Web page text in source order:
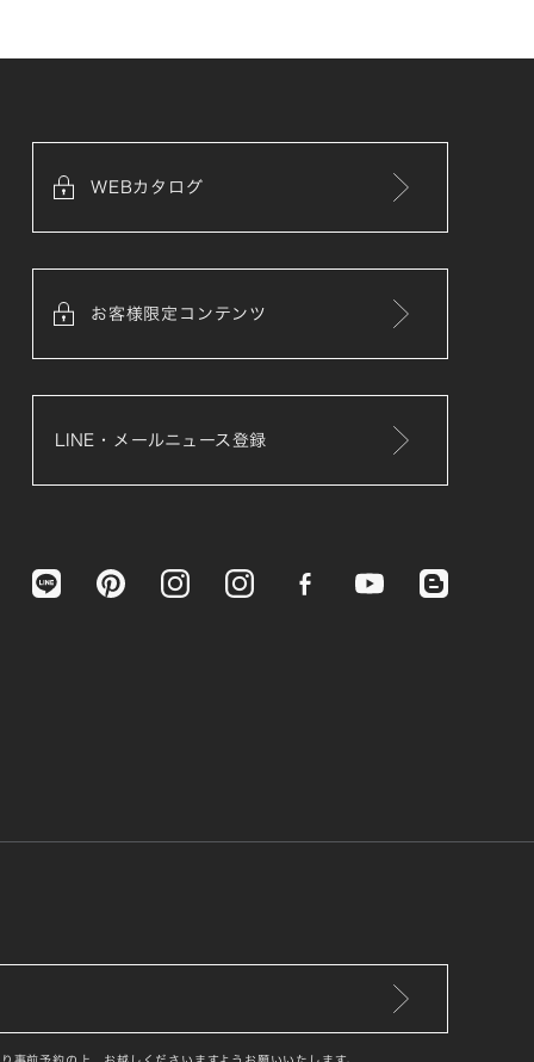
WEBカタログ
お客様限定コンテンツ
LINE・メールニュース登録
事前予約の上、お越しくださいますようお願いいたします。